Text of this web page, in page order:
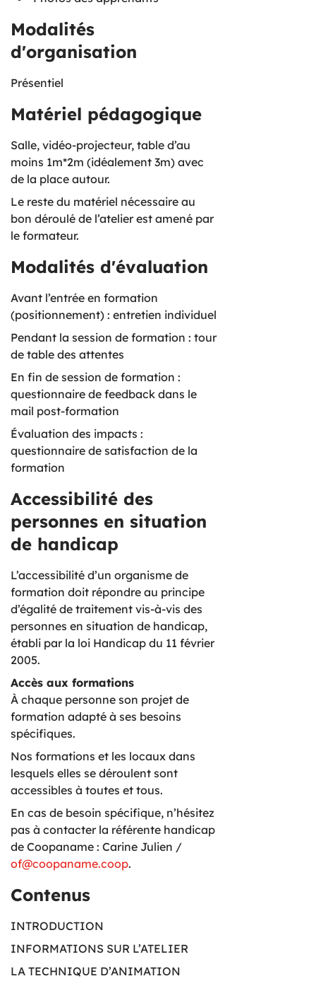
Modalités
d'organisation
Présentiel
Matériel pédagogique
Salle, vidéo-projecteur, table d’au
moins 1m*2m (idéalement 3m) avec
de la place autour.
Le reste du matériel nécessaire au
bon déroulé de l’atelier est amené par
le formateur.
Modalités d'évaluation
Avant l’entrée en formation
(positionnement) : entretien individuel
Pendant la session de formation : tour
de table des attentes
En fin de session de formation :
questionnaire de feedback dans le
mail post-formation
Évaluation des impacts :
questionnaire de satisfaction de la
formation
Accessibilité des
personnes en situation
de handicap
L’accessibilité d’un organisme de
formation doit répondre au principe
d’égalité de traitement vis-à-vis des
personnes en situation de handicap,
établi par la loi Handicap du 11 février
2005.
Accès aux formations
À chaque personne son projet de
formation adapté à ses besoins
spécifiques.
Nos formations et les locaux dans
lesquels elles se déroulent sont
accessibles à toutes et tous.
En cas de besoin spécifique, n’hésitez
pas à contacter la référente handicap
de Coopaname : Carine Julien /
of@coopaname.coop.
Contenus
INTRODUCTION
INFORMATIONS SUR L’ATELIER
LA TECHNIQUE D’ANIMATION